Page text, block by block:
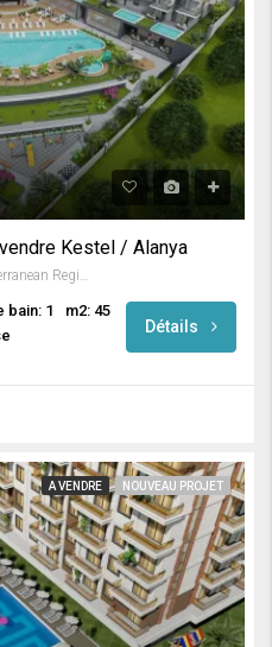
Kestel / Alanya
Kestel Mah., Alanya, Antalya, Mediterranean Region, 07425, Turkey
bain: 1
m2: 45
Détails
A VENDRE NOUVEAU PROJET